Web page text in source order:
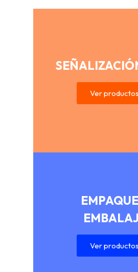
Ver productos
Ver productos